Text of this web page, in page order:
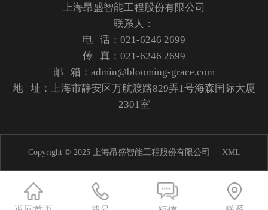
上海昂盛智能工程股份有限公司
联系人：
电 话：021-6246 2699
传 真：021-6246 2699
邮 箱：admin@blooming-grace.com
地 址：上海市静安区万航渡路829弄1号海森国际大厦
2301室
Copyright © 2025 上海昂盛智能工程股份有限公司 XML